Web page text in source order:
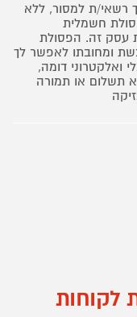
רשאי/ת למסור, ללא
חשמלית
עסק זה. הפסולת
ומחובתו לאפשר לך
ואלקטרוני דומה,
תשלום או תמורה
לקוחות